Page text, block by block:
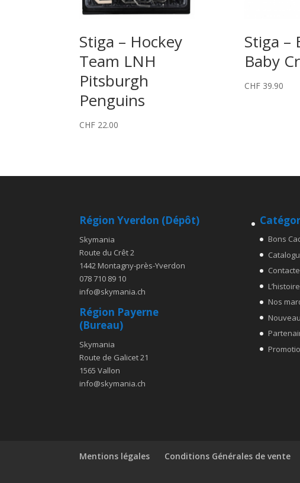
Stiga – Hockey
Team LNH
Pitsburgh
Penguins
CHF 22.00
Stiga –
Baby
CHF39.90
Région Yverdon (Dépôt)
Skymania
Route du Crêt 2
1442 Montagny-près-Yverdon
078 710 89 10
info@skymania.ch
Région Payerne
(Bureau)
Skymania
Route de Galicet 21
1565 Vallon
info@skymania.ch
Bons
Nos
Mentions légales Conditions Générales de vente